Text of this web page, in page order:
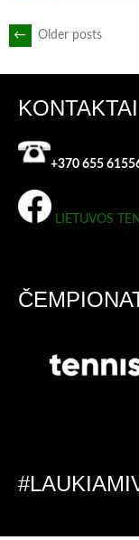
POSTS
← Older posts
KONTAKTAI
+370 655
LIETUVOS